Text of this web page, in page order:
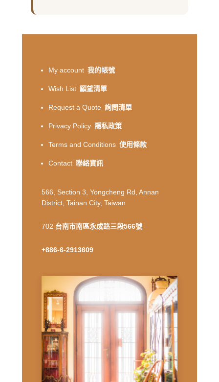
My account 我的帳號
Wish List 願望清單
Request a Quote 詢問清單
Privacy Policy 隱私政策
Terms and Conditions 使用條款
Contact 聯絡資訊
566, Section 3, Yongcheng Rd, Annan
District, Tainan City, Taiwan
702 台南市南區永成路三段566號
+886-6-2913609